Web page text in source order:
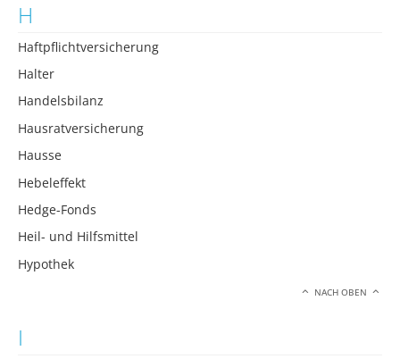
H
Haftpflichtversicherung
Halter
Handelsbilanz
Hausratversicherung
Hausse
Hebeleffekt
Hedge-Fonds
Heil- und Hilfsmittel
Hypothek
NACH OBEN
I